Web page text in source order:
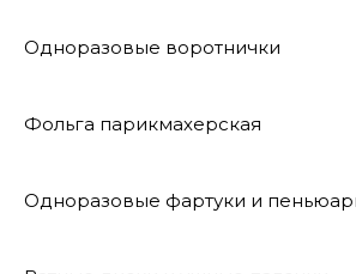
Одноразовые воротнички
Фольга парикмахерская
Одноразовые фартуки и